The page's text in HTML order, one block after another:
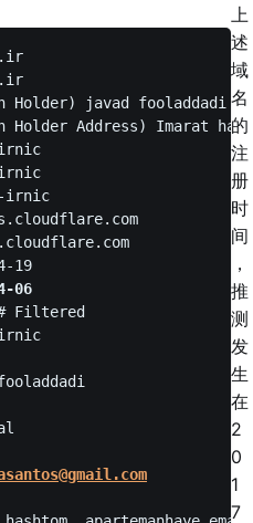
06
irnic
fooladdadi
上
述
域
名
的
注
册
时
间
，
推
测
发
生
在
2
0
1
7